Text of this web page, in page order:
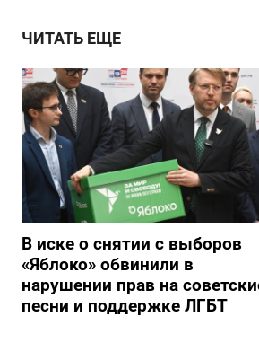
ЧИТАТЬ ЕЩЕ
В иске о снятии с выборов
«Яблоко» обвинили в
нарушении прав на
песни и поддержке ЛГБТ